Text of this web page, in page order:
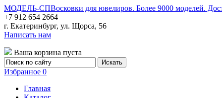
МОДЕЛЬ-СПВосковки для ювелиров. Более 9000 моделей.
+7 912 654 2664
г. Екатеринбург, ул. Щорса, 56
Написать нам
Ваша корзина пуста
Избранное 0
Главная